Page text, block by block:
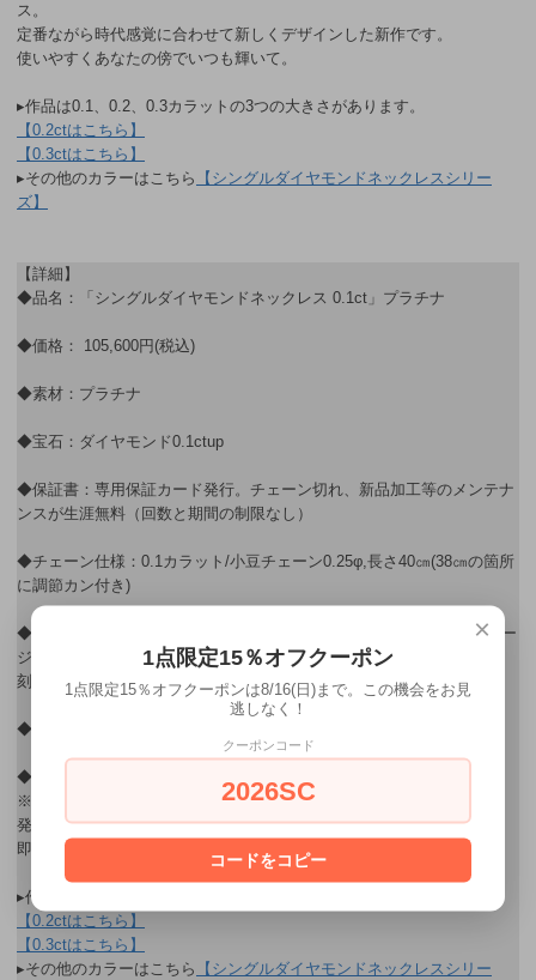
ス。
定番ながら時代感覚に合わせて新しくデザインした新作です。
使いやすくあなたの傍でいつも輝いて。
▸作品は0.1、0.2、0.3カラットの3つの大きさがあります。
【0.2ctはこちら】
【0.3ctはこちら】
▸その他のカラーはこちら
【シングルダイヤモンドネックレスシリー
ズ】
【詳細】
◆品名：「シングルダイヤモンドネックレス 0.1ct」プラチナ
◆価格： 105,600円(税込)
◆素材：プラチナ
◆宝石：ダイヤモンド0.1ctup
◆保証書：専用保証カード発行。チェーン切れ、新品加工等のメンテナ
ンスが生涯無料（回数と期間の制限なし）
◆チェーン仕様：0.1カラット/小豆チェーン0.25φ,長さ40㎝(38㎝の箇所
に調節カン付き)
◆無料刻印：チェーンの先端にあるパーツ(プレート)に3文字のメッセー
ジ刻印をお入れすることができます。
刻印可能文字【A～Z(大文字のみ)、0～9、＆、to、☆、♡】
◆他：専用ボックス付
◆備考：ご注文より1週間以内でお届けします。
※即日対応可能 ご注文日の翌々日に発送
発送予定日が定休日(火曜日)の場合は水曜日に発送いたします。
即日対応をご希望の方は備考欄に 即日希望 と記入をお願いします。
▸作品は0.1、0.2、0.3カラットの3つの大きさがあります。
【0.2ctはこちら】
【0.3ctはこちら】
▸その他のカラーはこちら
【シングルダイヤモンドネックレスシリー
×
1点限定15％オフクーポン
1点限定15％オフクーポンは8/16(日)まで。この機会をお見
逃しなく！
クーポンコード
2026SC
コードをコピー